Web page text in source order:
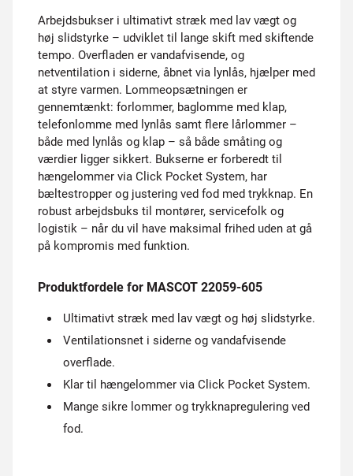
Arbejdsbukser i ultimativt stræk med lav vægt og
høj slidstyrke – udviklet til lange skift med skiftende
tempo. Overfladen er vandafvisende, og
netventilation i siderne, åbnet via lynlås, hjælper med
at styre varmen. Lommeopsætningen er
gennemtænkt: forlommer, baglomme med klap,
telefonlomme med lynlås samt flere lårlommer –
både med lynlås og klap – så både småting og
værdier ligger sikkert. Bukserne er forberedt til
hængelommer via Click Pocket System, har
bæltestropper og justering ved fod med trykknap. En
robust arbejdsbuks til montører, servicefolk og
logistik – når du vil have maksimal frihed uden at gå
på kompromis med funktion.
Produktfordele for MASCOT 22059-605
Ultimativt stræk med lav vægt og høj slidstyrke.
Ventilationsnet i siderne og vandafvisende
overflade.
Klar til hængelommer via Click Pocket System.
Mange sikre lommer og trykknapregulering ved
fod.